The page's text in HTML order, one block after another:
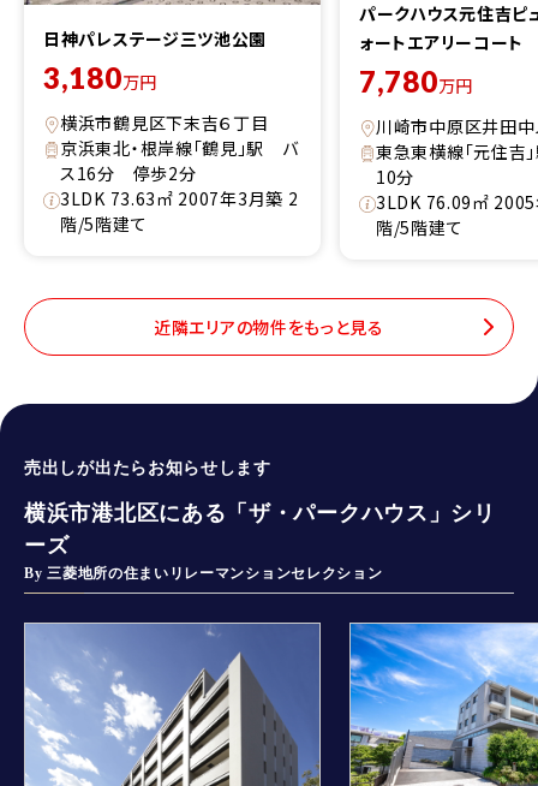
日神パレステージ三ツ池公園
3,180万円
横浜市鶴見区下末吉６丁目
京浜東北・根岸線「鶴見」駅 バ
ス16分 停歩2分
3LDK 73.63㎡ 2007年3月築 2
階/5階建て
パークハウス元住吉ピ
ォートエアリーコート
7,780万円
川崎市中原区井田中
東急東横線「元住吉
10分
3LDK 76.09㎡
階/5階建て
近隣エリアの物件をもっと見る
売出しが出たらお知らせします
横浜市港北区にある「ザ・パークハウス」シリ
ーズ
By 三菱地所の住まいリレーマンションセレクション